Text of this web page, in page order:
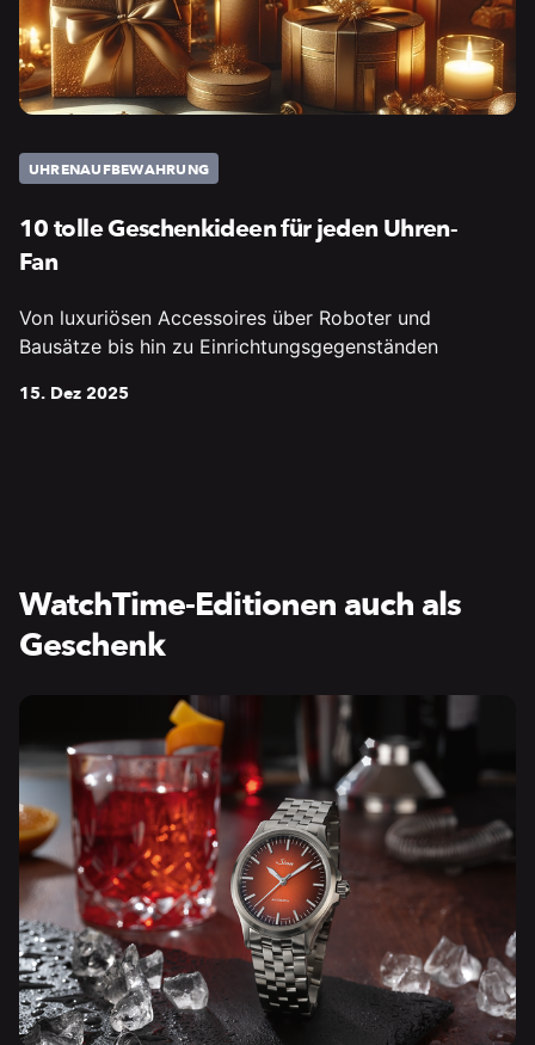
UHRENAUFBEWAHRUNG
10 tolle Geschenkideen für jeden Uhren-
Fan
Von luxuriösen Accessoires über Roboter und
Bausätze bis hin zu Einrichtungsgegenständen
15. Dez 2025
WatchTime-Editionen auch als
Geschenk